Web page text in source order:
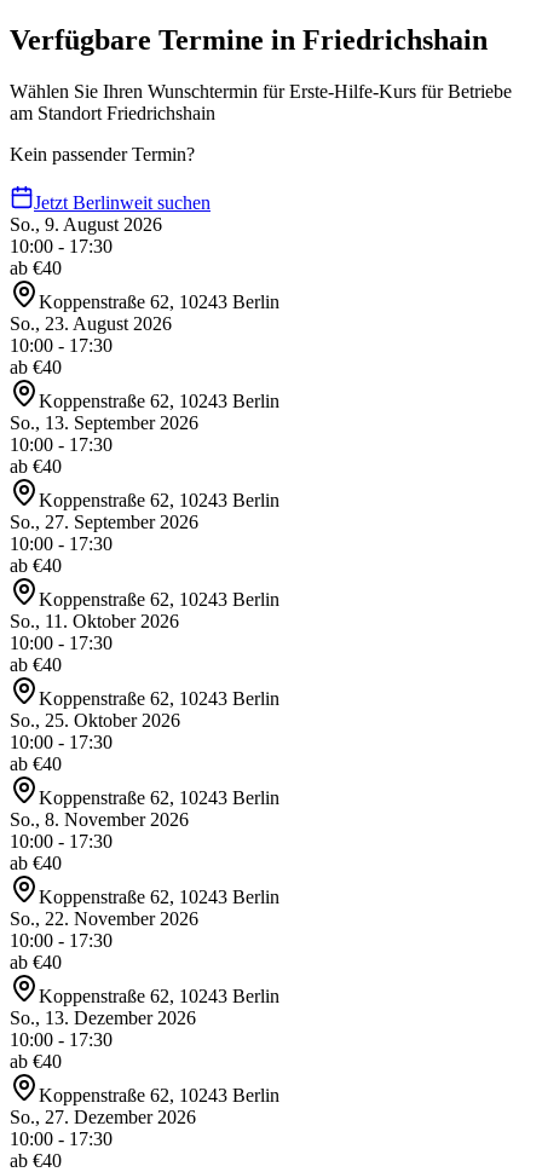
Verfügbare Termine in Friedrichshain
Wählen Sie Ihren Wunschtermin für Erste-Hilfe-Kurs für Betriebe
am Standort Friedrichshain
Kein passender Termin?
Jetzt Berlinweit suchen
So., 9. August 2026
10:00 - 17:30
ab €40
Koppenstraße 62, 10243 Berlin
So., 23. August 2026
10:00 - 17:30
ab €40
Koppenstraße 62, 10243 Berlin
So., 13. September 2026
10:00 - 17:30
ab €40
Koppenstraße 62, 10243 Berlin
So., 27. September 2026
10:00 - 17:30
ab €40
Koppenstraße 62, 10243 Berlin
So., 11. Oktober 2026
10:00 - 17:30
ab €40
Koppenstraße 62, 10243 Berlin
So., 25. Oktober 2026
10:00 - 17:30
ab €40
Koppenstraße 62, 10243 Berlin
So., 8. November 2026
10:00 - 17:30
ab €40
Koppenstraße 62, 10243 Berlin
So., 22. November 2026
10:00 - 17:30
ab €40
Koppenstraße 62, 10243 Berlin
So., 13. Dezember 2026
10:00 - 17:30
ab €40
Koppenstraße 62, 10243 Berlin
So., 27. Dezember 2026
10:00 - 17:30
ab €40